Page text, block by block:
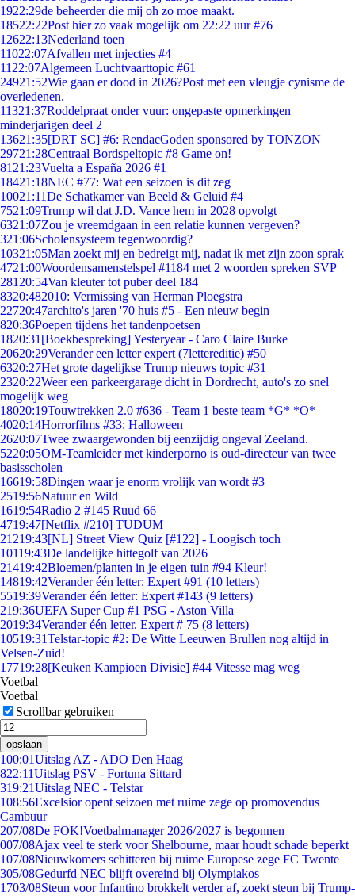
1922:29de beheerder die mij oh zo moe maakt.
18522:22Post hier zo vaak mogelijk om 22:22 uur #76
12622:13Nederland toen
11022:07Afvallen met injecties #4
11 22:07Algemeen Luchtvaarttopic #61
24921:52Wie gaan er dood in 2026?Post met een vleugje cynisme de
overledenen.
11321:37Roddelpraat onder vuur: ongepaste opmerkingen
minderjarigen deel 2
13621:35[DRT SC] #6: RendacGoden sponsored by TONZON
29721:28Centraal Bordspeltopic #8 Game on!
81 21:23Vuelta a España 2026 #1
18421:18NEC #77: Wat een seizoen is dit zeg
10021:11De Schatkamer van Beeld & Geluid #4
7521:09Trump wil dat J.D. Vance hem in 2028 opvolgt
6321:07Zou je vreemdgaan in een relatie kunnen vergeven?
321:06Scholensysteem tegenwoordig?
10321:05Man zoekt mij en bedreigt mij, nadat ik met zijn zoon sprak
4721:00Woordensamenstelspel #1184 met 2 woorden spreken SVP
281 20:54Van kleuter tot puber deel 184
8320:482010: Vermissing van Herman Ploegstra
22720:47archito's jaren '70 huis #5 - Een nieuw begin
820:36Poepen tijdens het tandenpoetsen
1820:31 [Boekbespreking] Yesteryear - Caro Claire Burke
20620:29Verander een letter expert (7lettereditie) #50
6320:27Het grote dagelijkse Trump nieuws topic #31
2320:22Weer een parkeergarage dicht in Dordrecht, auto's zo snel
mogelijk weg
18020:19Touwtrekken 2.0 #636 - Team 1 beste team *G* *O*
4020:14Horrorfilms #33: Halloween
2620:07Twee zwaargewonden bij eenzijdig ongeval Zeeland.
5220:05OM-Teamleider met kinderporno is oud-directeur van twee
basisscholen
16619:58Dingen waar je enorm vrolijk van wordt #3
2519:56Natuur en Wild
1619:54Radio 2 #145 Ruud 66
4719:47[Netflix #210] TUDUM
21219:43[NL] Street View Quiz [#122] - Loogisch toch
10119:43De landelijke hittegolf van 2026
21419:42Bloemen/planten in je eigen tuin #94 Kleur!
14819:42Verander één letter: Expert #91 (10 letters)
5519:39Verander één letter: Expert #143 (9 letters)
219:36UEFA Super Cup #1 PSG - Aston Villa
2019:34Verander één letter. Expert # 75 (8 letters)
10519:31Telstar-topic #2: De Witte Leeuwen Brullen nog altijd in
Velsen-Zuid!
17719:28[Keuken Kampioen Divisie] #44 Vitesse mag weg
Voetbal
Voetbal
Scrollbar gebruiken
opslaan
100:01Uitslag AZ - ADO Den Haag
822:11Uitslag PSV - Fortuna Sittard
319:21Uitslag NEC - Telstar
108:56Excelsior opent seizoen met ruime zege op promovendus
Cambuur
207/08De FOK!Voetbalmanager 2026/2027 is begonnen
007/08Ajax veel te sterk voor Shelbourne, maar houdt schade beperkt
107/08Nieuwkomers schitteren bij ruime Europese zege FC Twente
305/08Gedurfd NEC blijft overeind bij Olympiakos
1703/08Steun voor Infantino brokkelt verder af, zoekt steun bij Trump-